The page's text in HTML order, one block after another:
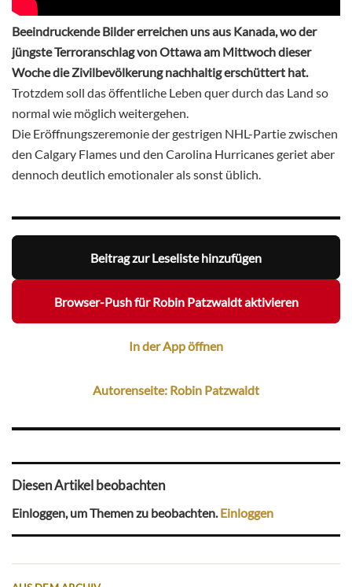
Beeindruckende Bilder erreichen uns aus Kanada, wo der
jüngste Terroranschlag von Ottawa am Mittwoch dieser
Woche die Zivilbevölkerung nachhaltig erschüttert hat.
Trotzdem soll das öffentliche Leben quer durch das Land so
normal wie möglich weitergehen.
Die Eröffnungszeremonie der gestrigen NHL-Partie zwischen
den Calgary Flames und den Carolina Hurricanes geriet aber
dennoch deutlich emotionaler als sonst üblich.
Beitrag zur Leseliste hinzufügen
Browser-Push für Robin Patzwaldt aktivieren
In der App öffnen
Autorenseite: Robin Patzwaldt
Diesen Artikel beobachten
Einloggen, um Themen zu beobachten.Einloggen